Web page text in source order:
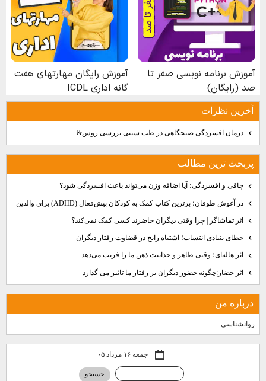
آخرين نظرات
درمان افسردگی صبحگاهی در طب سنتی بررسی روش&..
پربحث ترين مطالب
چاقی و افسردگی؛ آیا اضافه وزن می‌تواند باعث افسردگی شود؟
در آغوش طوفان؛ برترین کتاب کمک به کودکان بیش‌فعال (ADHD) برای والدین
اثر تماشاگر | چرا وقتی دیگران حاضرند کسی کمک نمی‌کند؟
خطای بنیادی انتساب؛ اشتباه رایج در قضاوت رفتار دیگران
اثر هاله‌ای؛ وقتی ظاهر و جذابیت ذهن ما را فریب می‌دهد
اثر حضار:چگونه حضور دیگران بر رفتار ما تاثیر می گذارد
درباره من
روانشناسی
جمعه ۱۶ مرداد ۰۵